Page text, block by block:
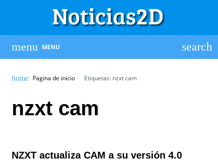
MENU
Pagina de inicio Etiquetas: nzxt cam
nzxt cam
NZXT actualiza CAM a su versión 4.0